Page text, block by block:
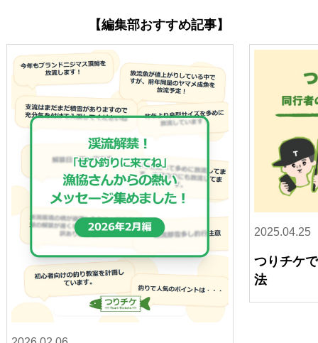
【編集部おすすめ記事】
2025.04.25
つりチケ
法